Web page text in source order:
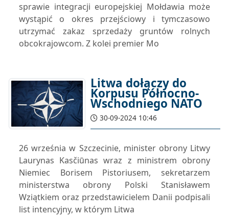
sprawie integracji europejskiej Mołdawia może
wystąpić o okres przejściowy i tymczasowo
utrzymać zakaz sprzedaży gruntów rolnych
obcokrajowcom. Z kolei premier Mo
Litwa dołączy do
Korpusu Północno-
Wschodniego NATO
30-09-2024 10:46
26 września w Szczecinie, minister obrony Litwy
Laurynas Kasčiūnas wraz z ministrem obrony
Niemiec Borisem Pistoriusem, sekretarzem
ministerstwa obrony Polski Stanisławem
Wziątkiem oraz przedstawicielem Danii podpisali
list intencyjny, w którym Litwa